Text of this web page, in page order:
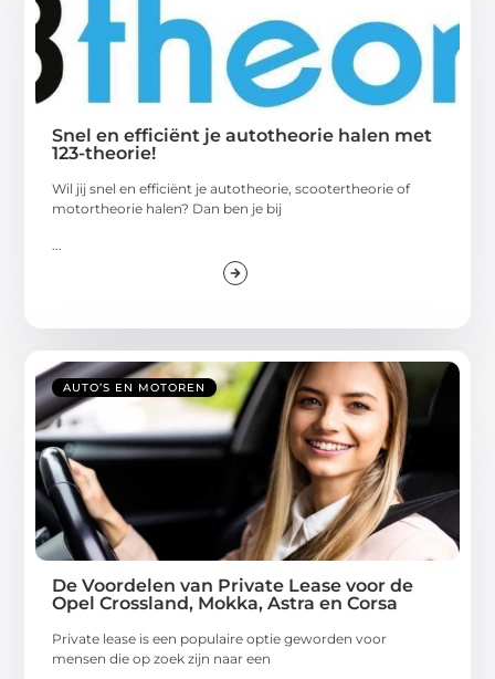
Snel en efficiënt je autotheorie halen met
123-theorie!
Wil jij snel en efficiënt je autotheorie, scootertheorie of
motortheorie halen? Dan ben je bij
AUTO’S EN MOTOREN
De Voordelen van Private Lease voor de
Opel Crossland, Mokka, Astra en Corsa
Private lease is een populaire optie geworden voor
mensen die op zoek zijn naar een